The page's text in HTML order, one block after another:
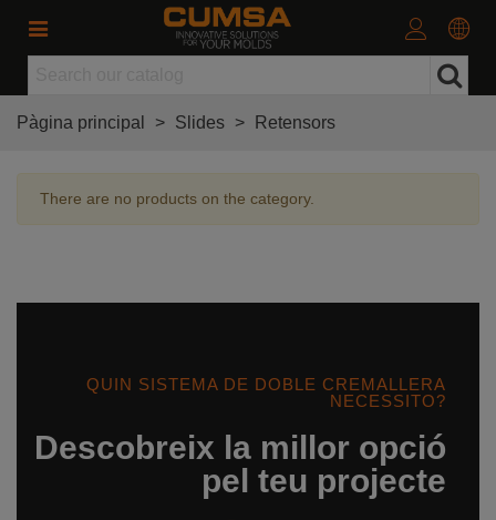
Pàgina principal > Slides > Retensors
There are no products on the category.
QUIN SISTEMA DE DOBLE CREMALLERA
NECESSITO?
Descobreix la millor opció
pel teu projecte